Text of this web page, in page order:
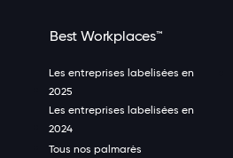
Best Workplaces™
Les entreprises labelisées en
2025
Les entreprises labelisées en
2024
Tous nos palmarès